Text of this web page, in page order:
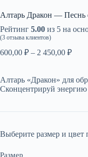
Алтарь Дракон — Песнь
Рейтинг 5.00 из 5 на
(3 отзыва клиентов)
600,00 ₽ – 2 450,00 ₽
–
2
Алтарь «Дракон» для
Сконцентрируй энергию
Выберите размер и цвет
Размер